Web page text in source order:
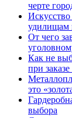
черте
удилищам
От чего
Как не
при
это
выбора